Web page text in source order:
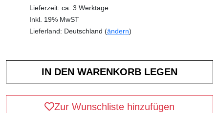
Lieferzeit: ca. 3 Werktage
Inkl. 19% MwST
Lieferland: Deutschland (ändern)
Zur Wunschliste hinzufügen